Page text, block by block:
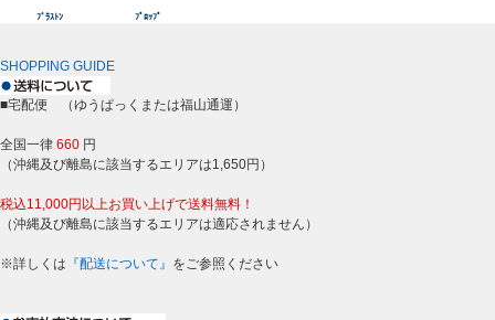
ﾌﾞﾗｽﾄﾝ ﾌﾟﾛｯﾌﾟ
SHOPPING GUIDE
■宅配便 （ゆうぱっくまたは福山通運）
全国一律 660 円
（沖縄及び離島に該当するエリアは1,650円）
税込11,000円以上お買い上げで送料無料！
（沖縄及び離島に該当するエリアは適応されません）
※詳しくは 『配送について』 をご参照ください